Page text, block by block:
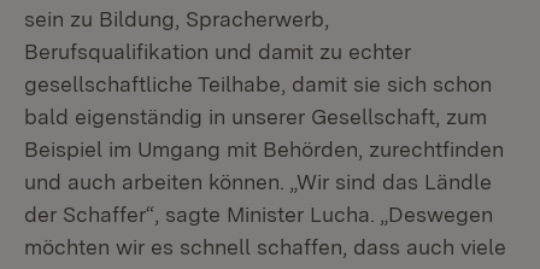
sein zu Bildung, Spracherwerb,
Berufsqualifikation und damit zu echter
gesellschaftliche Teilhabe, damit sie sich schon
bald eigenständig in unserer Gesellschaft, zum
Beispiel im Umgang mit Behörden, zurechtfinden
und auch arbeiten können. „Wir sind das Ländle
der Schaffer“, sagte Minister Lucha. „Deswegen
möchten wir es schnell schaffen, dass auch viele